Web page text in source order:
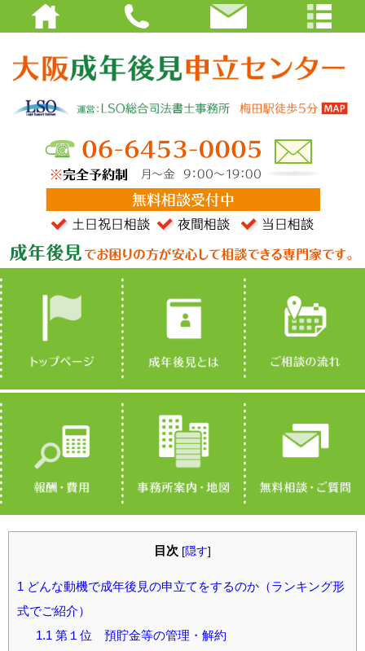
目次 [隠す]
1 どんな動機で成年後見の申立てをするのか（ランキング形
式でご紹介）
1.1 第１位 預貯金等の管理・解約